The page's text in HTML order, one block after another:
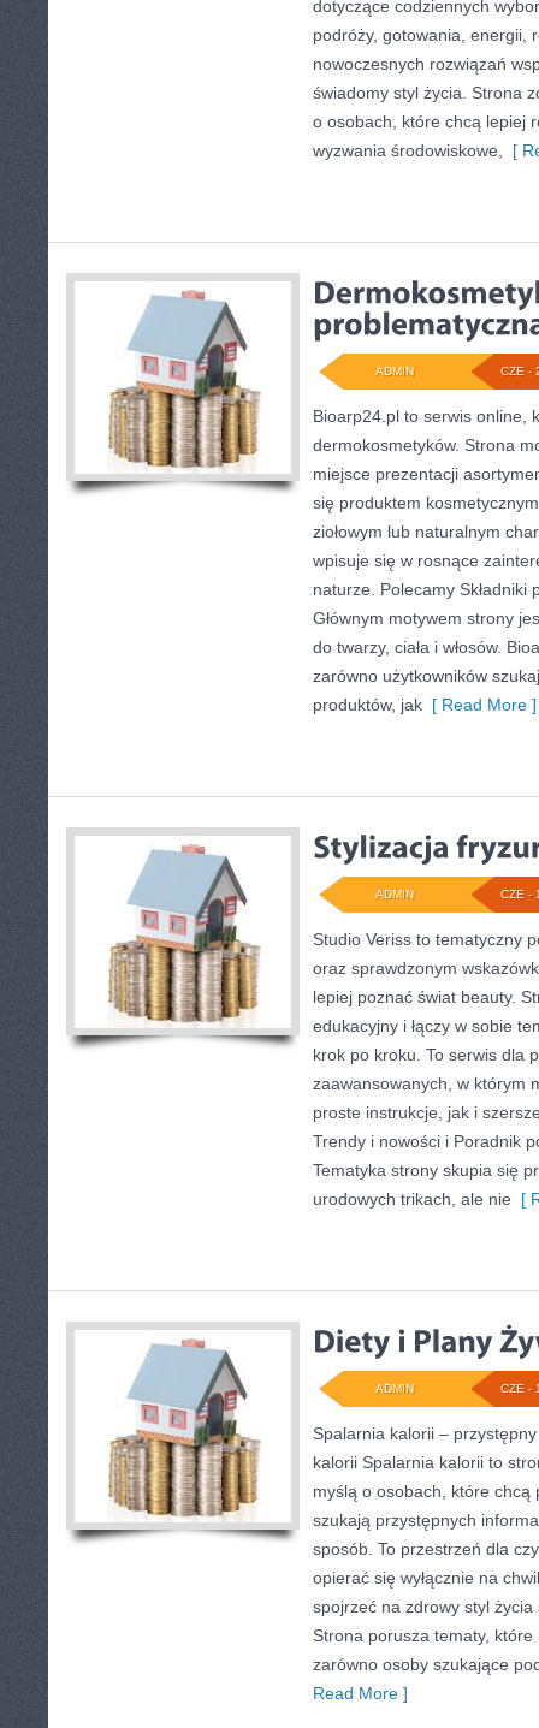
dotyczące codziennych
podróży, gotowania, energii,
nowoczesnych rozwiązań
świadomy styl życia. Strona
o osobach, które chcą lepiej
wyzwania środowiskowe,
[
CZE -
ADMIN
Bioarp24.pl to serwis online,
dermokosmetyków. Strona
miejsce prezentacji
się produktem
ziołowym lub naturalnym
wpisuje się w rosnące
naturze. Polecamy Składniki
Głównym motywem strony
do twarzy, ciała i włosów.
zarówno użytkowników
produktów, jak [ Read More ]
CZE -
ADMIN
Studio Veriss to tematyczny
oraz sprawdzonym
lepiej poznać świat beauty.
edukacyjny i łączy w sobie
krok po kroku. To serwis dla
zaawansowanych, w którym
proste instrukcje, jak i
Trendy i nowości i Poradnik
Tematyka strony skupia się
urodowych trikach, ale nie [
CZE -
ADMIN
Spalarnia kalorii –
kalorii Spalarnia kalorii to
myślą o osobach, które
szukają przystępnych
sposób. To przestrzeń dla
opierać się wyłącznie na
spojrzeć na zdrowy styl
Strona porusza tematy,
zarówno osoby szukające
Read More ]